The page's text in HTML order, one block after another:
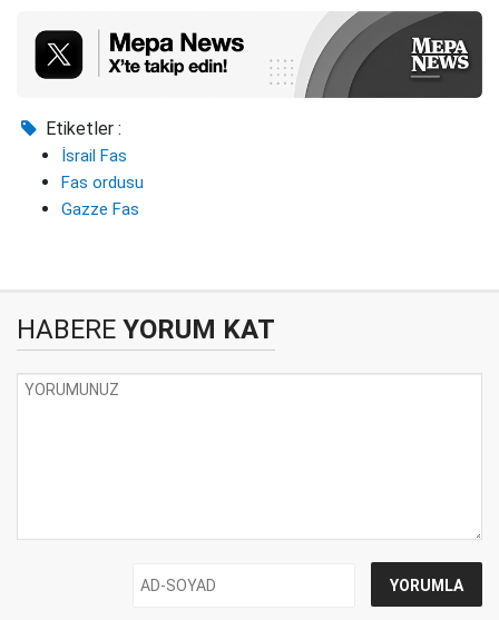
Etiketler :
İsrail Fas
Fas ordusu
Gazze Fas
HABERE YORUM KAT